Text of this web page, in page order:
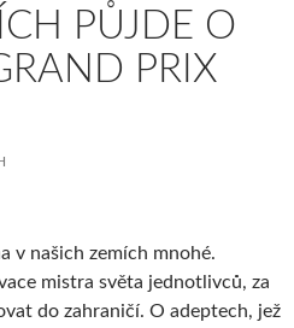
PŮJDE O
PRIX
v našich zemích mnohé.
mistra světa jednotlivců, za
do zahraničí. O adeptech, jež